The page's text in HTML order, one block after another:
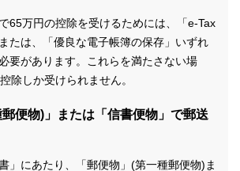
65万円の控除を受けるためには、「e-Tax
たは、「優良な電子帳簿の保存」いずれ
要があります。これらを満たさない場
除しか受けられません。
郵便物)」または「信書便物」で郵送
」にあたり、「郵便物」(第一種郵便物)ま